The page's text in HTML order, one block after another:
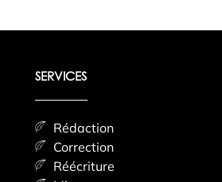
SERVICES
Rédaction
Correction
Réécriture